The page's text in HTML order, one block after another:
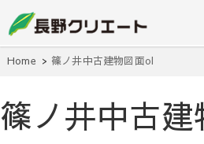
長野クリエ
ート
せください！
Home 篠ノ井中古建物図面ol
篠ノ井中古